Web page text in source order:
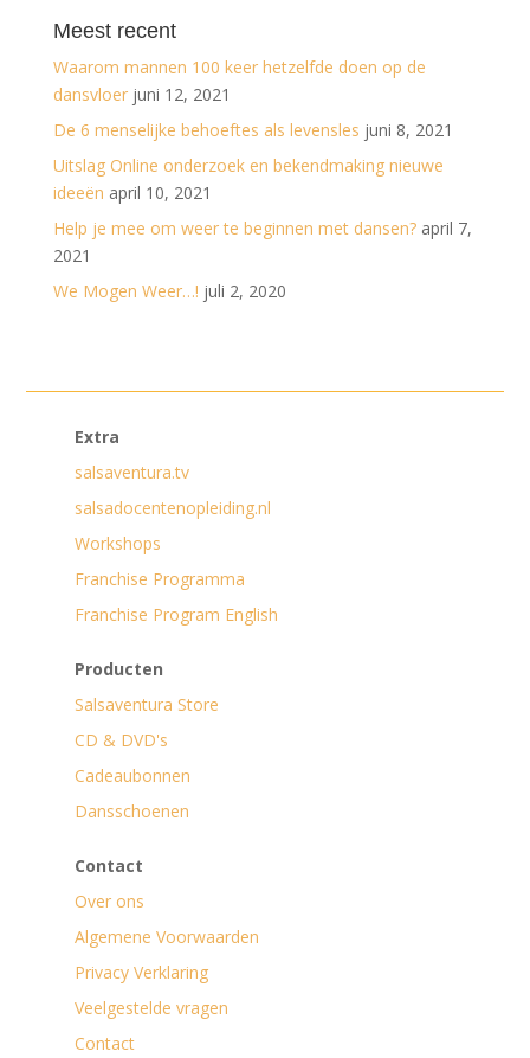
Meest recent
Waarom mannen 100 keer hetzelfde doen op de
dansvloer juni 12, 2021
De 6 menselijke behoeftes als levensles juni 8, 2021
Uitslag Online onderzoek en bekendmaking nieuwe
ideeën april 10, 2021
Help je mee om weer te beginnen met dansen? april 7,
2021
We Mogen Weer…! juli 2, 2020
Extra
salsaventura.tv
salsadocentenopleiding.nl
Workshops
Franchise Programma
Franchise Program English
Producten
Salsaventura Store
CD & DVD's
Cadeaubonnen
Dansschoenen
Contact
Over ons
Algemene Voorwaarden
Privacy Verklaring
Veelgestelde vragen
Contact